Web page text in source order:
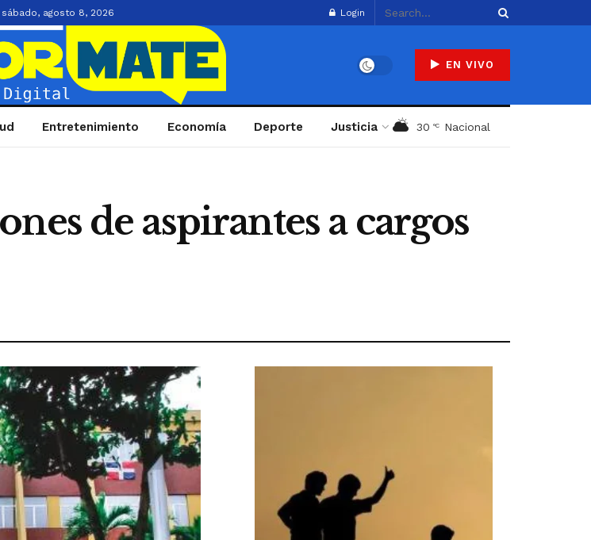
sábado, agosto 8, 2026 Login
EN VIVO
Entretenimiento Economía Deporte Justicia 30 °C Nacional
de aspirantes a cargos